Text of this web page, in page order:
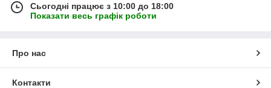
Сьогодні працює з 10:00 до 18:00
Показати весь графік роботи
Про нас
Контакти